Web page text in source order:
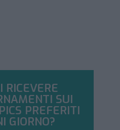
RICEVERE
SUI
PREFERITI
GIORNO?